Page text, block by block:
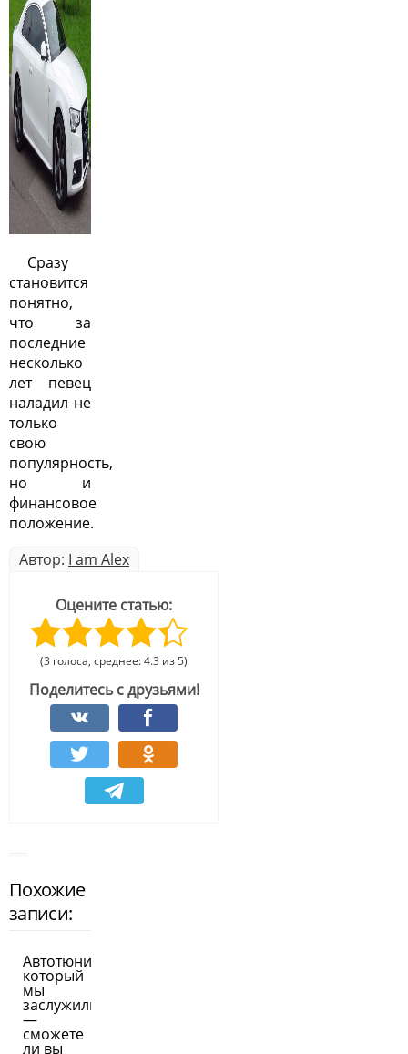
Сразу
становится
понятно,
что за
последние
несколько
лет певец
наладил не
только
свою
популярность,
но и
финансовое
положение.
Автор: I am Alex
Оцените статью:
(3 голоса, среднее: 4.3 из 5)
Поделитесь с друзьями!
Похожие
записи:
Автотюнинг,
который
мы
заслужили
—
сможете
ли вы